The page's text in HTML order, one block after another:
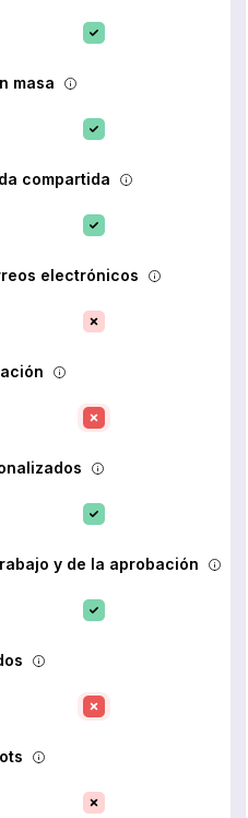
masa
compartida
electrónicos
y de la aprobación